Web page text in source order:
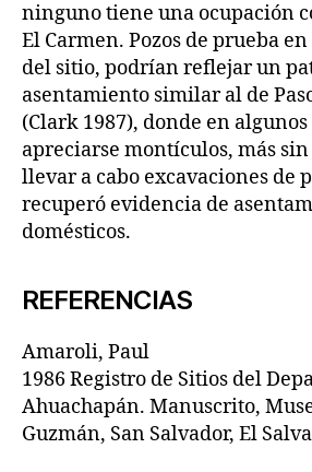
ninguno tiene una ocupación
El Carmen. Pozos de prueba
del sitio, podrían reflejar un
asentamiento similar al de
(Clark 1987), donde en
apreciarse montículos, más
llevar a cabo excavaciones de
recuperó evidencia de
domésticos.
REFERENCIAS
Amaroli, Paul
1986 Registro de Sitios del
Ahuachapán. Manuscrito,
Guzmán, San Salvador, El